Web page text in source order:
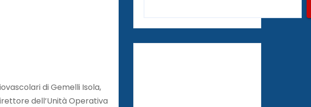
di Gemelli Isola,
dell’Unità Operativa